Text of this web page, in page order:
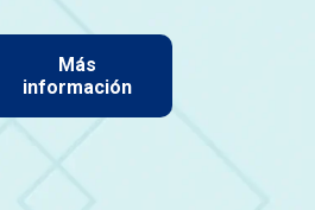
Más
información